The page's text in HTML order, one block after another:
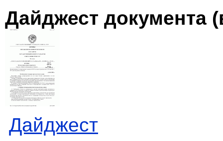
Дайджест документа
Дайджест